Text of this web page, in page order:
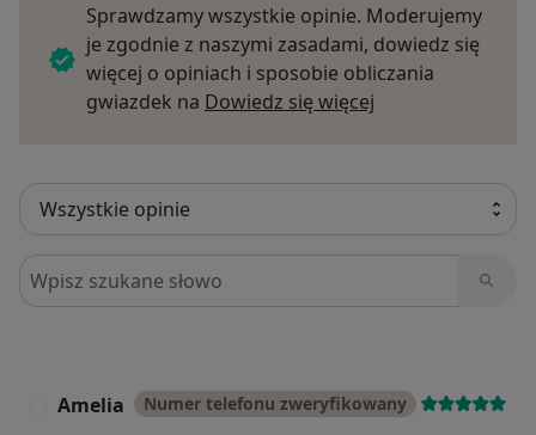
Sprawdzamy wszystkie opinie. Moderujemy
je zgodnie z naszymi zasadami, dowiedz się
więcej o opiniach i sposobie obliczania
gwiazdek na Dowiedz się więcej
Szukaj w opiniach
Amelia Numer telefonu zweryfikowany